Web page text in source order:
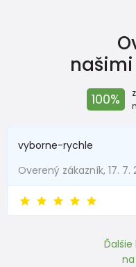
100%
vyborne-rychle
Overený zákazník, 17. 7.
na